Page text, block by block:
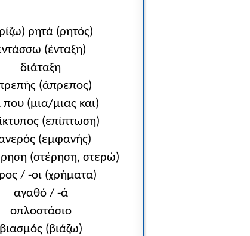
ρητά (ρητός)
(ένταξη)
διάταξη
(άπρεπος)
που (μια/μιας και)
(επίπτωση)
(εμφανής)
(στέρηση, στερώ)
/ -οι (χρήματα)
αγαθό / -ά
οπλοστάσιο
βιασμός (βιάζω)